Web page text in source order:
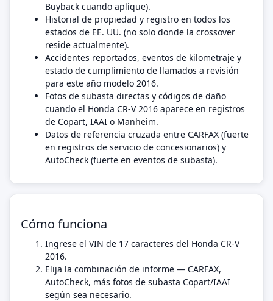
Buyback cuando aplique).
Historial de propiedad y registro en todos los
estados de EE. UU. (no solo donde la crossover
reside actualmente).
Accidentes reportados, eventos de kilometraje y
estado de cumplimiento de llamados a revisión
para este año modelo 2016.
Fotos de subasta directas y códigos de daño
cuando el Honda CR-V 2016 aparece en registros
de Copart, IAAI o Manheim.
Datos de referencia cruzada entre CARFAX (fuerte
en registros de servicio de concesionarios) y
AutoCheck (fuerte en eventos de subasta).
Cómo funciona
Ingrese el VIN de 17 caracteres del Honda CR-V
2016.
Elija la combinación de informe — CARFAX,
AutoCheck, más fotos de subasta Copart/IAAI
según sea necesario.